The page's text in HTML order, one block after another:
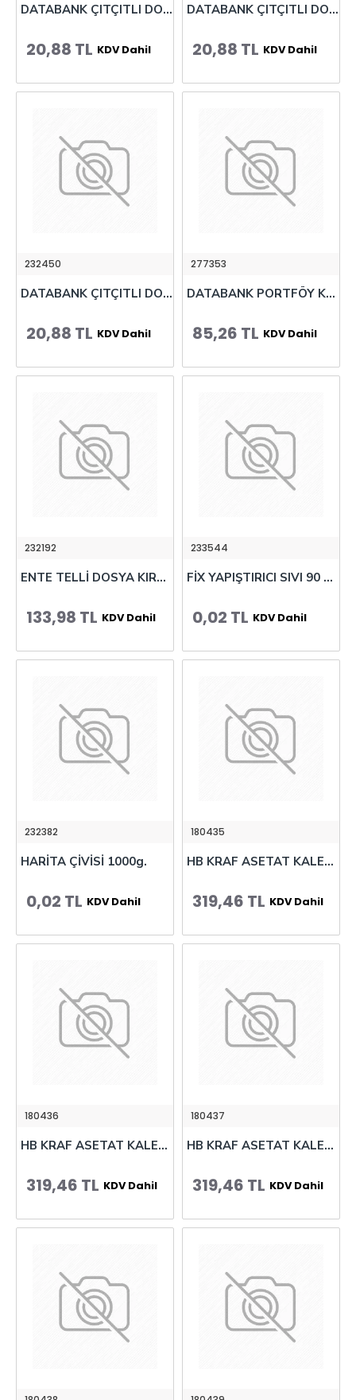
DATABANK ÇITÇITLI DOSYA A4 PUANLI PEMBE 105-10
20,88 TL KDV Dahil
DATABANK ÇITÇITLI DOSYA A4 PUANLI SARI 105-10
20,88 TL KDV Dahil
232450
DATABANK ÇITÇITLI DOSYA A4 PUANLI YEŞİL 105-10
20,88 TL KDV Dahil
277353
DATABANK PORTFÖY KCH-12
85,26 TL KDV Dahil
232192
ENTE TELLİ DOSYA KIRMIZI 50 Lİ
133,98 TL KDV Dahil
233544
FİX YAPIŞTIRICI SIVI 90 GR
0,02 TL KDV Dahil
232382
HARİTA ÇİVİSİ 1000g.
0,02 TL KDV Dahil
180435
HB KRAF ASETAT KALEMİ OHP PLUS 280 (M) KIR 12 Lİ
319,46 TL KDV Dahil
180436
HB KRAF ASETAT KALEMİ OHP PLUS 280 (M) MAVİ 12 Lİ
319,46 TL KDV Dahil
180437
HB KRAF ASETAT KALEMİ OHP PLUS 280 (M) SİYAH 12 Lİ
319,46 TL KDV Dahil